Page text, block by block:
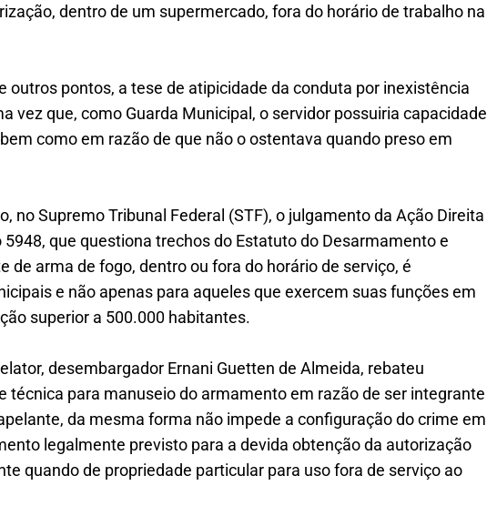
dentro de um supermercado, fora do horário de trabalho na
outros pontos, a tese de atipicidade da conduta por inexistência
vez que, como Guarda Municipal, o servidor possuiria capacidade
como em razão de que não o ostentava quando preso em
no Supremo Tribunal Federal (STF), o julgamento da Ação Direita
que questiona trechos do Estatuto do Desarmamento e
de arma de fogo, dentro ou fora do horário de serviço, é
e não apenas para aqueles que exercem suas funções em
superior a 500.000 habitantes.
desembargador Ernani Guetten de Almeida, rebateu
técnica para manuseio do armamento em razão de ser integrante
da mesma forma não impede a configuração do crime em
legalmente previsto para a devida obtenção da autorização
quando de propriedade particular para uso fora de serviço ao